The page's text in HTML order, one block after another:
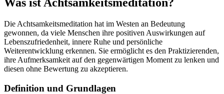
Die Achtsamkeitsmeditation hat im Westen an Bedeutung
gewonnen, da viele Menschen ihre positiven Auswirkungen auf
Lebenszufriedenheit, innere Ruhe und persönliche
Weiterentwicklung erkennen. Sie ermöglicht es den Praktizierenden,
ihre Aufmerksamkeit auf den gegenwärtigen Moment zu lenken und
diesen ohne Bewertung zu akzeptieren.
Definition und Grundlagen